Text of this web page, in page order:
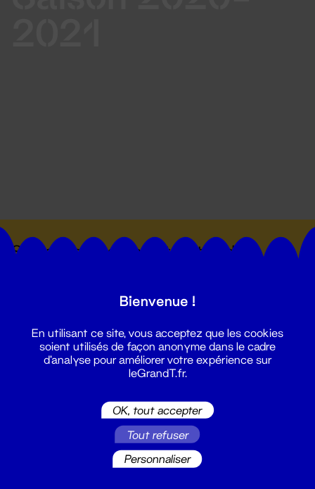
Suivez toutes les actualités du
Bienvenue !
En utilisant ce site, vous acceptez que les cookies
soient utilisés de façon anonyme dans le cadre
d'analyse pour améliorer votre expérience sur
leGrandT.fr.
OK, tout accepter
Tout refuser
Personnaliser